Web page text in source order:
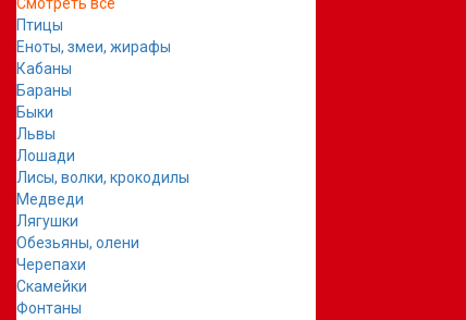
Птицы
Еноты, змеи, жирафы
Кабаны
Бараны
Быки
Львы
Лошади
Лисы, волки, крокодилы
Медведи
Лягушки
Обезьяны, олени
Черепахи
Скамейки
Фонтаны